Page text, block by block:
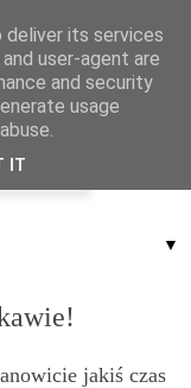
▼
jakiś czas
its services
user-agent are
and security
usage
IT